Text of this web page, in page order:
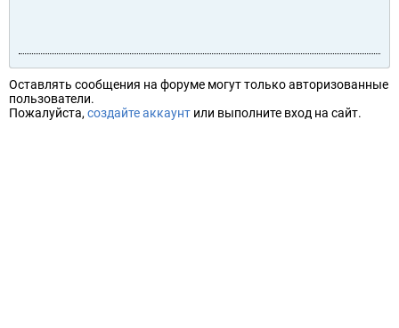
Оставлять сообщения на форуме могут только авторизованные
пользователи.
Пожалуйста, создайте аккаунт или выполните вход на сайт.